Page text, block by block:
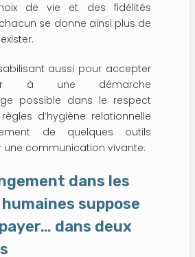
de vie et des fidélités
se donne ainsi plus de
aussi pour accepter
à une démarche
possible dans le respect
d’hygiène relationnelle
de quelques outils
une communication vivante.
dans les
suppose
dans deux